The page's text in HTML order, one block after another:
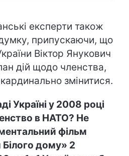
експерти також
припускаючи, що
Віктор Янукович
дій щодо членства,
змінитися.
Україні у 2008 році
в НАТО? Не
фільм
дому» 2